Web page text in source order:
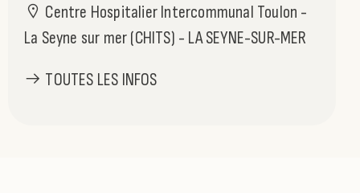
Centre Hospitalier Intercommunal Toulon -
La Seyne sur mer (CHITS) - LA SEYNE-SUR-MER
TOUTES LES INFOS